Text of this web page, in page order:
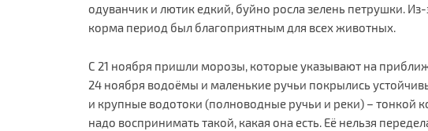
одуванчик и лютик едкий, буйно росла зелень петрушки. Из-
корма период был благоприятным для всех животных.
С 21 ноября пришли морозы, которые указывают на
24 ноября водоёмы и маленькие ручьи покрылись
и крупные водотоки (полноводные ручьи и реки) – тонкой
надо воспринимать такой, какая она есть. Её нельзя